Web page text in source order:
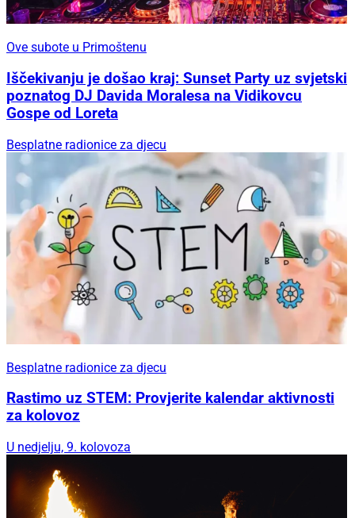
Ove subote u Primoštenu
Iščekivanju je došao kraj: Sunset Party uz svjetski
poznatog DJ Davida Moralesa na Vidikovcu
Gospe od Loreta
Besplatne radionice za djecu
Besplatne radionice za djecu
Rastimo uz STEM: Provjerite kalendar aktivnosti
za kolovoz
U nedjelju, 9. kolovoza